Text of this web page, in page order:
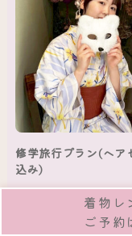
修学旅行プラン(ヘア
込み)
4,000円 （税込）
修学旅行プランにスタン
アセットがついたお得な
着物レ
ご予約